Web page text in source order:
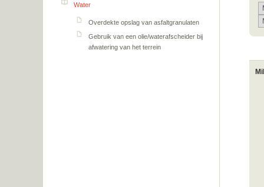
Water
Overdekte opslag van asfaltgranulaten
Gebruik van een olie/waterafscheider bij
afwatering van het terrein